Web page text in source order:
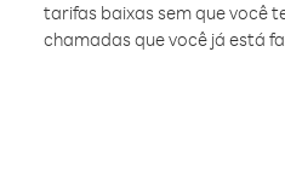
tarifas baixas sem que você
chamadas que você já está